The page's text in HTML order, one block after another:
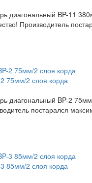
диагональный BP-11
Производитель
75мм/2 слоя корда
диагональный BP-2
постарался
85мм/2 слоя корда